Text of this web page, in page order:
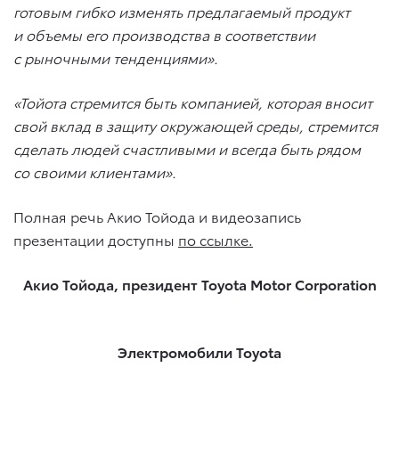
готовым гибко изменять предлагаемый продукт
и объемы его производства в соответствии
с рыночными тенденциями».
«Тойота стремится быть компанией, которая вносит
свой вклад в защиту окружающей среды, стремится
сделать людей счастливыми и всегда быть рядом
со своими клиентами».
Полная речь Акио Тойода и видеозапись
презентации доступны по ссылке.
Акио Тойода, президент Toyota Motor Corporation
Электромобили Toyota